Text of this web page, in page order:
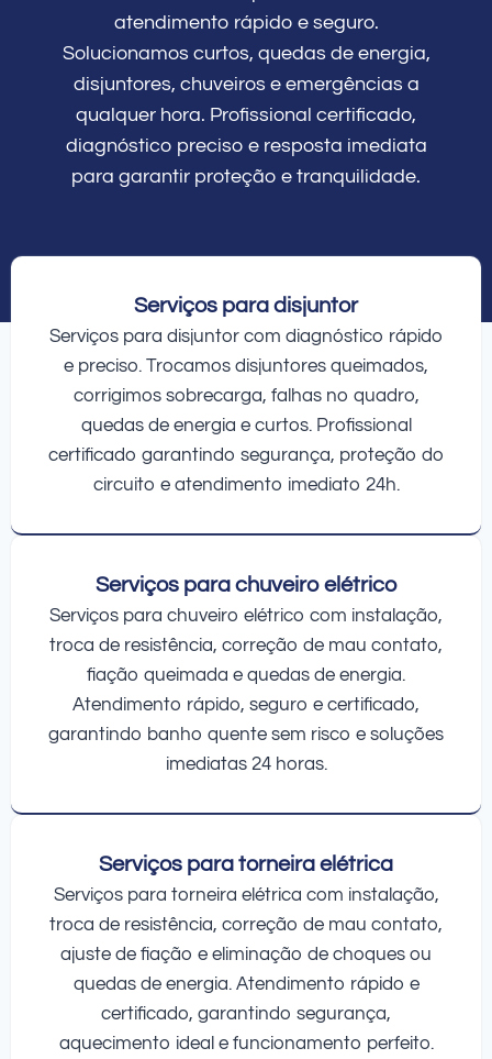
atendimento rápido e seguro.
Solucionamos curtos, quedas de energia,
disjuntores, chuveiros e emergências a
qualquer hora. Profissional certificado,
diagnóstico preciso e resposta imediata
para garantir proteção e tranquilidade.
Serviços para disjuntor
Serviços para disjuntor com diagnóstico rápido
e preciso. Trocamos disjuntores queimados,
corrigimos sobrecarga, falhas no quadro,
quedas de energia e curtos. Profissional
certificado garantindo segurança, proteção do
circuito e atendimento imediato 24h.
Serviços para chuveiro elétrico
Serviços para chuveiro elétrico com instalação,
troca de resistência, correção de mau contato,
fiação queimada e quedas de energia.
Atendimento rápido, seguro e certificado,
garantindo banho quente sem risco e soluções
imediatas 24 horas.
Serviços para torneira elétrica
Serviços para torneira elétrica com instalação,
troca de resistência, correção de mau contato,
ajuste de fiação e eliminação de choques ou
quedas de energia. Atendimento rápido e
certificado, garantindo segurança,
aquecimento ideal e funcionamento perfeito.